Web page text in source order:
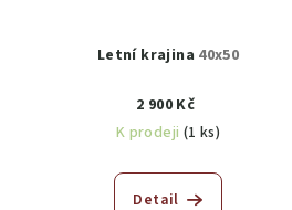
Letní krajina 40x50
2 900 Kč
K prodeji (1 ks)
Detail